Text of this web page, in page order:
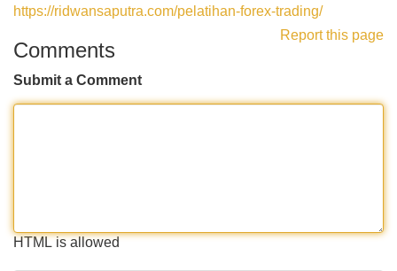
https://ridwansaputra.com/pelatihan-forex-trading/
Report this page
Comments
Submit a Comment
HTML is allowed